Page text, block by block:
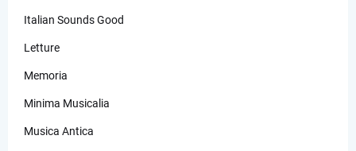
Italian Sounds Good
Letture
Memoria
Minima Musicalia
Musica Antica